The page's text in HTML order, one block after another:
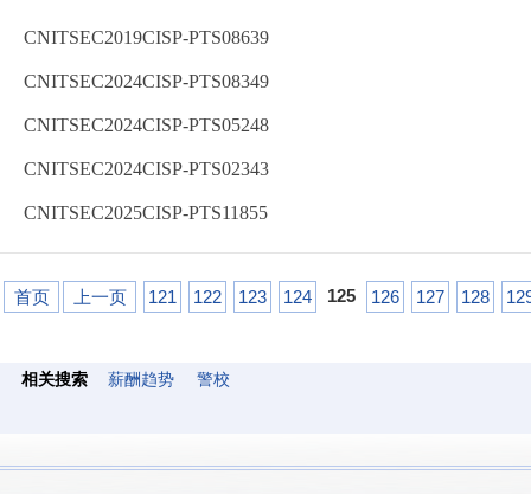
CNITSEC2019CISP-PTS08639
CNITSEC2024CISP-PTS08349
CNITSEC2024CISP-PTS05248
CNITSEC2024CISP-PTS02343
CNITSEC2025CISP-PTS11855
首页 上一页 121 122 123 124 125 126 127 128
相关搜索 薪酬趋势 警校